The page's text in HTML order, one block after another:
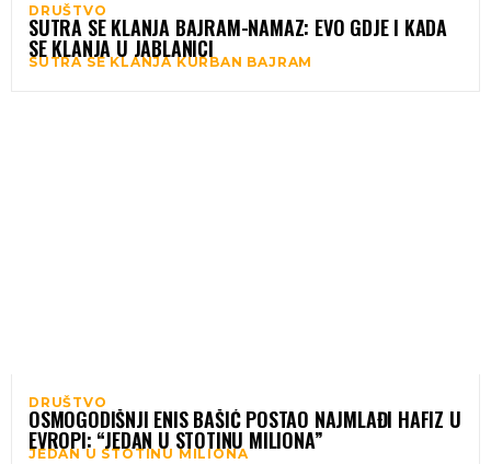
DRUŠTVO
SUTRA SE KLANJA BAJRAM-NAMAZ: EVO GDJE I KADA
SE KLANJA U JABLANICI
SUTRA SE KLANJA KURBAN BAJRAM
DRUŠTVO
OSMOGODIŠNJI ENIS BAŠIĆ POSTAO NAJMLAĐI HAFIZ U
EVROPI: “JEDAN U STOTINU MILIONA”
JEDAN U STOTINU MILIONA